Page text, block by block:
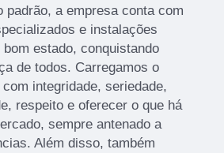
padrão, a empresa conta com
e instalações
estado, conquistando
de todos. Carregamos o
integridade, seriedade,
respeito e oferecer o que há
sempre antenado a
Além disso, também